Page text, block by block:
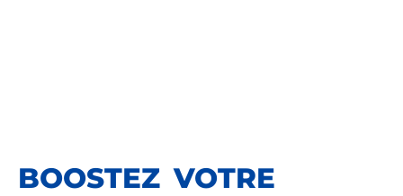
BOOSTEZ VOTRE